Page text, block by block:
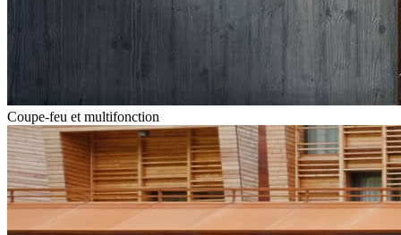
Coupe-feu et multifonction